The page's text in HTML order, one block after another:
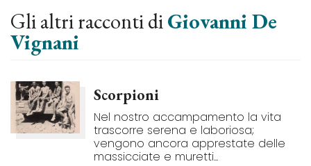
Gli altri racconti diGiovanni De
Vignani
Scorpioni
Nel nostro accampamento la vita
trascorre serena e laboriosa;
vengono ancora apprestate delle
massicciate e muretti...